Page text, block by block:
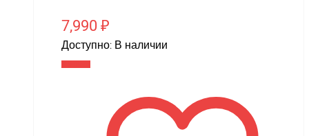
7,990 ₽
Доступно: В наличии